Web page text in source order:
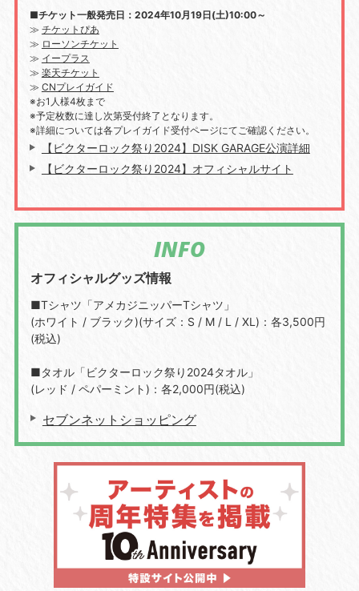
■チケット一般発売日：2024年10月19日(土)10:00～
≫ チケットぴあ
≫ ローソンチケット
≫ イープラス
≫ 楽天チケット
≫ CNプレイガイド
※お1人様4枚まで
※予定枚数に達し次第受付終了となります。
※詳細については各プレイガイド受付ページにてご確認ください。
【ビクターロック祭り2024】DISK GARAGE公演詳細
【ビクターロック祭り2024】オフィシャルサイト
INFO
オフィシャルグッズ情報
■Tシャツ「アメカジニッパーTシャツ」
(ホワイト / ブラック)(サイズ：S / M / L / XL)：各3,500円
(税込)
■タオル「ビクターロック祭り2024タオル」
(レッド / ペパーミント)：各2,000円(税込)
セブンネットショッピング